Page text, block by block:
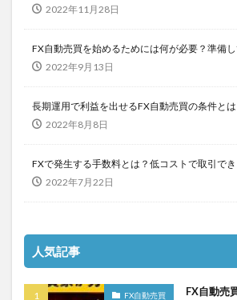
2022年11月28日
FX自動売買を始めるためには何が必要？準備
2022年9月13日
長期運用で利益を出せるFX自動売買の条件とは
2022年8月8日
FXで発生する手数料とは？低コストで取引で
2022年7月22日
人気記事
FX自動売買
FX自動売